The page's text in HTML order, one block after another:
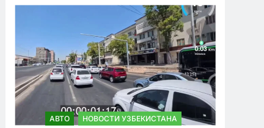
АВТО НОВОСТИ УЗБЕКИСТАНА